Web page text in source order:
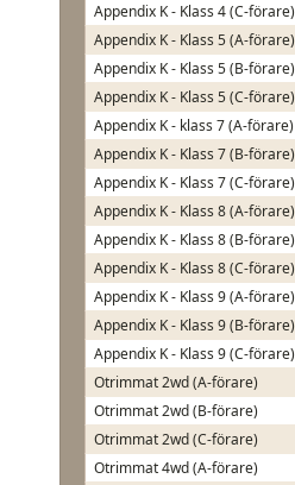
Appendix K - Klass 4 (C-förare)
Appendix K - Klass 5 (A-förare)
Appendix K - Klass 5 (B-förare)
Appendix K - Klass 5 (C-förare)
Appendix K - klass 7 (A-förare)
Appendix K - Klass 7 (B-förare)
Appendix K - Klass 7 (C-förare)
Appendix K - Klass 8 (A-förare)
Appendix K - Klass 8 (B-förare)
Appendix K - Klass 8 (C-förare)
Appendix K - Klass 9 (A-förare)
Appendix K - Klass 9 (B-förare)
Appendix K - Klass 9 (C-förare)
Otrimmat 2wd (A-förare)
Otrimmat 2wd (B-förare)
Otrimmat 2wd (C-förare)
Otrimmat 4wd (A-förare)